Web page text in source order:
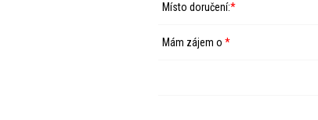
Místo doručení:*
Mám zájem o *